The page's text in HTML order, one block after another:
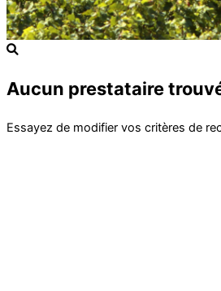
Aucun prestataire
Essayez de modifier vos critères de